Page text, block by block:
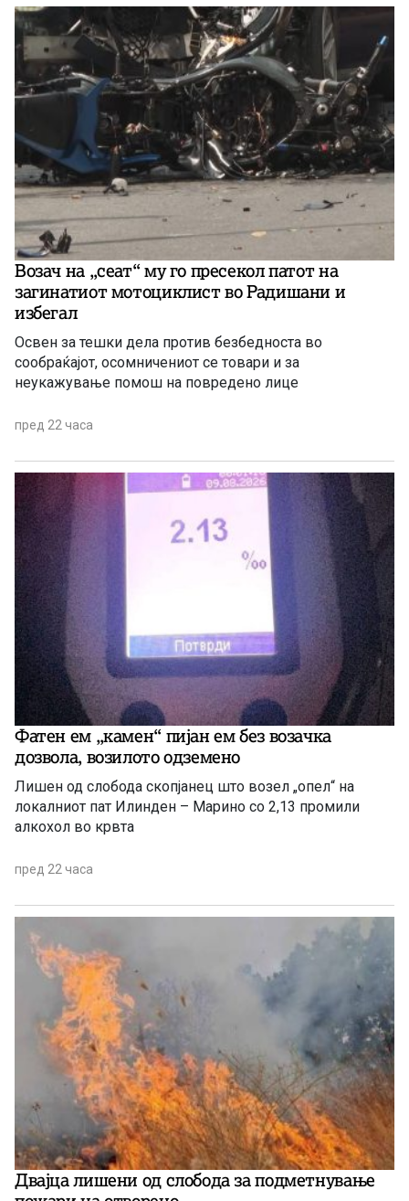
Возач на „сеат“ му го пресекол патот на
загинатиот мотоциклист во Радишани и
избегал
Освен за тешки дела против безбедноста во
сообраќајот, осомничениот се товари и за
неукажување помош на повредено лице
пред 22 часа
Фатен ем „камен“ пијан ем без возачка
дозвола, возилото одземено
Лишен од слобода скопјанец што возел „опел“ на
локалниот пат Илинден – Марино со 2,13 промили
алкохол во крвта
пред 22 часа
Двајца лишени од слобода за подметнување